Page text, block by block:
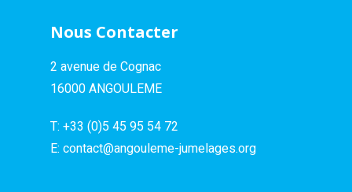
Nous Contacter
2 avenue de Cognac
16000 ANGOULEME
T: +33 (0)5 45 95 54 72
E: contact@angouleme-jumelages.org